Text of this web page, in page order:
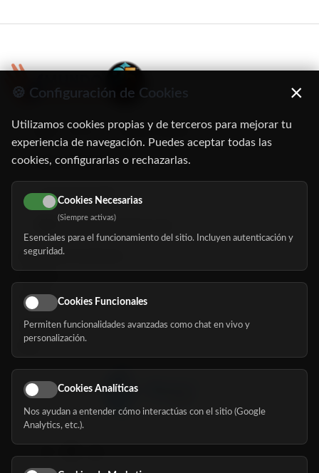
C/ Oruro, 11. 28016 Madrid
91 345 06 26
616 113 103
hola@mundomayor.com
Buscador de residencias
Eventos
Nosotros
Síguenos
🍪 Configuración de Cookies ×
Utilizamos cookies propias y de terceros para mejorar tu
experiencia de navegación. Puedes aceptar todas las
cookies, configurarlas o rechazarlas.
Cookies Necesarias
(Siempre activas)
Esenciales para el funcionamiento del sitio. Incluyen autenticación y
seguridad.
Cookies Funcionales
Permiten funcionalidades avanzadas como chat en vivo y
personalización.
Cookies Analíticas
Nos ayudan a entender cómo interactúas con el sitio (Google
Analytics, etc.).